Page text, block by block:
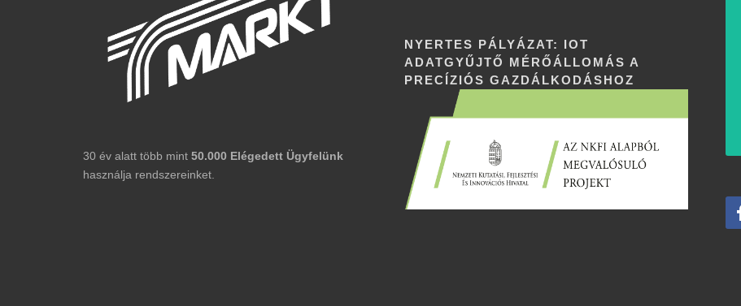
30 év alatt több mint 50.000 Elégedett Ügyfelünk
használja rendszereinket.
NYERTES PÁLYÁZAT: IOT
ADATGYŰJTŐ MÉRŐÁLLOMÁS A
PRECÍZIÓS GAZDÁLKODÁSHOZ